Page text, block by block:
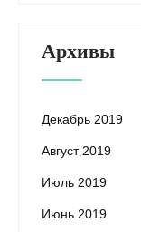
Архивы
Декабрь 2019
Август 2019
Июль 2019
Июнь 2019